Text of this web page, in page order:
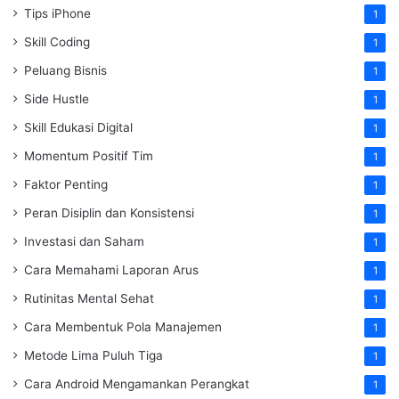
Tips iPhone 1
Skill Coding 1
Peluang Bisnis 1
Side Hustle 1
Skill Edukasi Digital 1
Momentum Positif Tim 1
Faktor Penting 1
Peran Disiplin dan Konsistensi 1
Investasi dan Saham 1
Cara Memahami Laporan Arus 1
Rutinitas Mental Sehat 1
Cara Membentuk Pola Manajemen 1
Metode Lima Puluh Tiga 1
Cara Android Mengamankan Perangkat 1